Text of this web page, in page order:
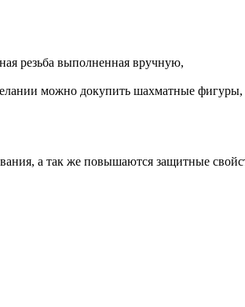
резьба выполненная вручную,
можно докупить шахматные фигуры,
а так же повышаются защитные